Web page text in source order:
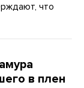
что
в плен